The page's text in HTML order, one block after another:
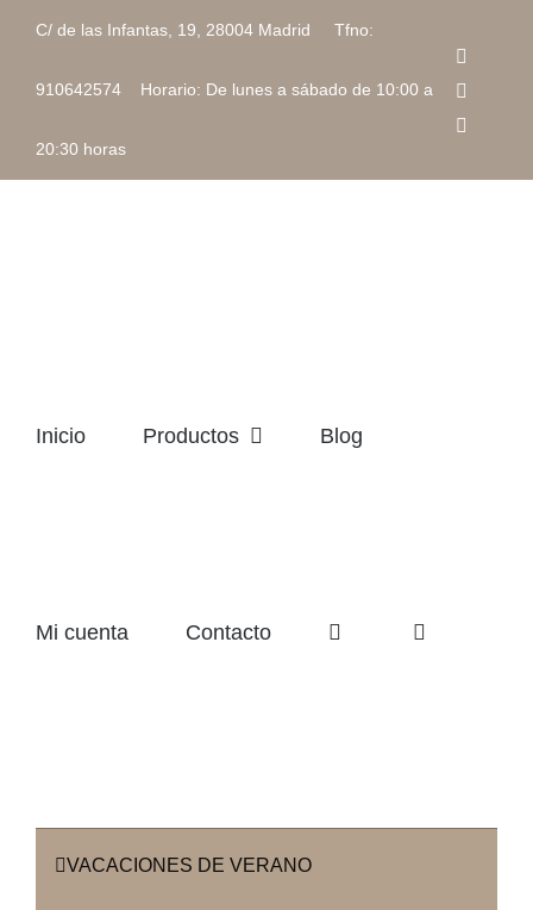
contenido
C/ de las Infantas, 19, 28004 Madrid Tfno:
910642574 Horario: De lunes a sábado de 10:00 a
20:30 horas
Inicio Productos Blog
Mi cuenta Contacto
VACACIONES DE VERANO